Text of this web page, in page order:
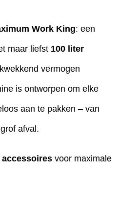
Work King: een
maar liefst 100 liter
vermogen
is ontworpen om elke
aan te pakken – van
afval.
voor maximale